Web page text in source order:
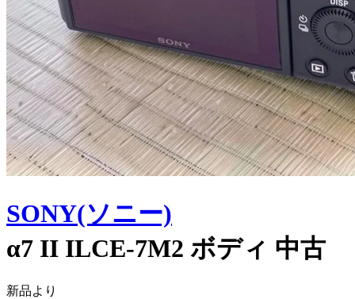
SONY(ソニー)
α7 II ILCE-7M2 ボディ 中古
新品より